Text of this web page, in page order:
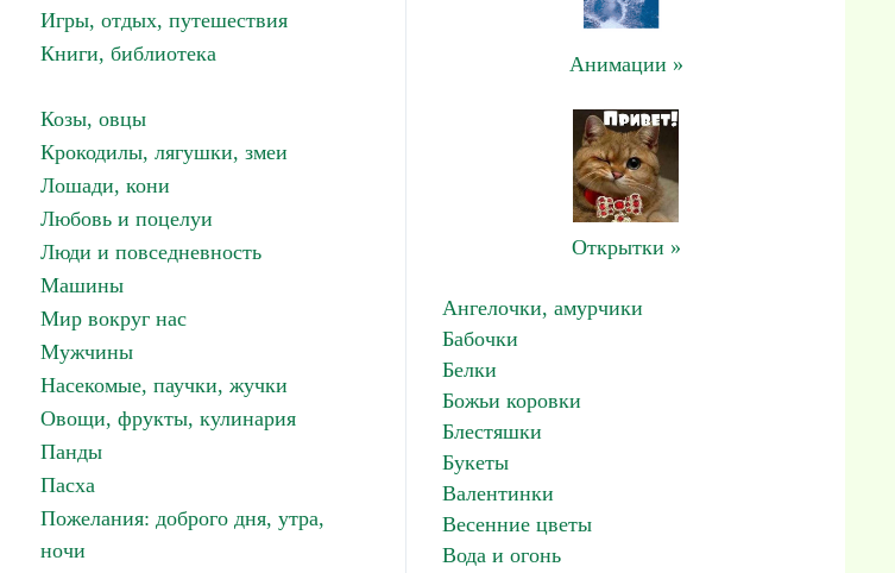
Игры, отдых, путешествия
Книги, библиотека
Козы, овцы
Крокодилы, лягушки, змеи
Лошади, кони
Любовь и поцелуи
Люди и повседневность
Машины
Мир вокруг нас
Мужчины
Насекомые, паучки, жучки
Овощи, фрукты, кулинария
Панды
Пасха
Пожелания: доброго дня, утра,
ночи
Анимации »
Открытки »
Ангелочки, амурчики
Бабочки
Белки
Божьи коровки
Блестяшки
Букеты
Валентинки
Весенние цветы
Вода и огонь